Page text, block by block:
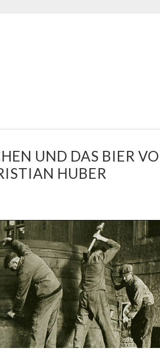
UND DAS BIER
HUBER